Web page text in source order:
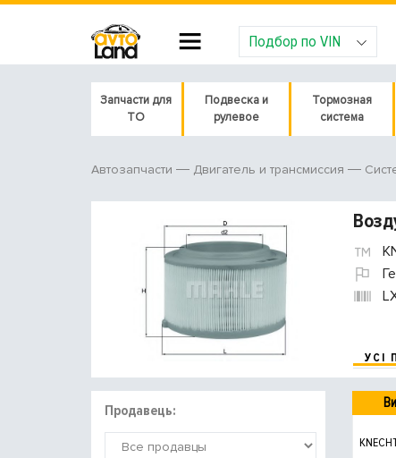
Подбор по VIN
Запчасти для
ТО
Подвеска и
рулевое
Тормозная
система
Автозапчасти Двигатель и трансмиссия
УСІ
Продавець: